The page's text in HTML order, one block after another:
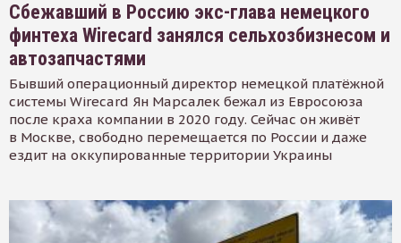
Сбежавший в Россию экс-глава немецкого
финтеха Wirecard занялся сельхозбизнесом и
автозапчастями
Бывший операционный директор немецкой платёжной
системы Wirecard Ян Марсалек бежал из Евросоюза
после краха компании в 2020 году. Сейчас он живёт
в Москве, свободно перемещается по России и даже
ездит на оккупированные территории Украины